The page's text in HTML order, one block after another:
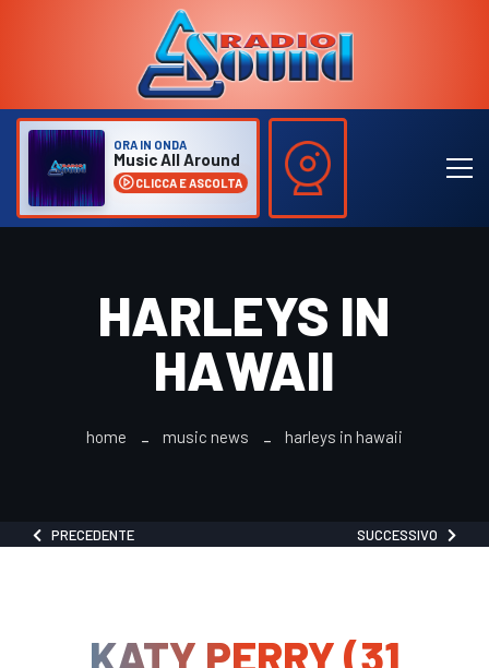
ORA IN ONDA
Music All Around
CLICCA E ASCOLTA
HARLEYS IN
HAWAII
home music news harleys in hawaii
PRECEDENTE SUCCESSIVO
KATY PERRY (31